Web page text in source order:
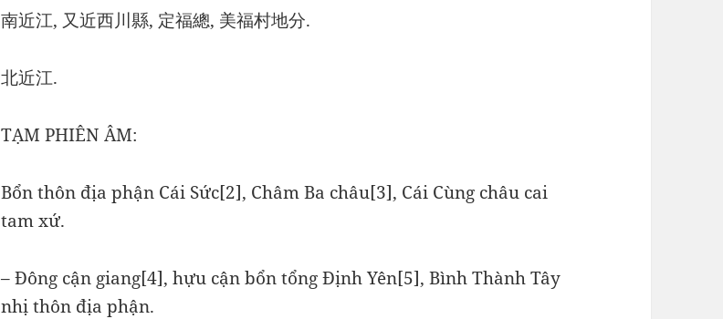
南近江, 又近西川縣, 定福總, 美福村地分.
北近江.
TẠM PHIÊN ÂM:
Bổn thôn địa phận Cái Sức[2], Châm Ba châu[3], Cái Cùng châu cai
tam xứ.
– Đông cận giang[4], hựu cận bổn tổng Định Yên[5], Bình Thành Tây
nhị thôn địa phận.